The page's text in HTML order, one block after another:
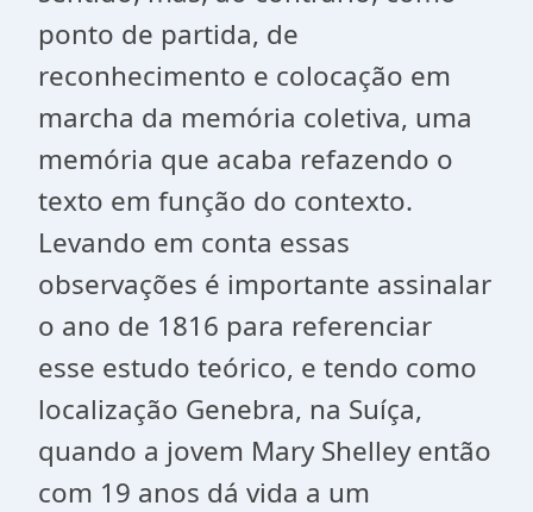
ponto de partida, de
reconhecimento e colocação em
marcha da memória coletiva, uma
memória que acaba refazendo o
texto em função do contexto.
Levando em conta essas
observações é importante assinalar
o ano de 1816 para referenciar
esse estudo teórico, e tendo como
localização Genebra, na Suíça,
quando a jovem Mary Shelley então
com 19 anos dá vida a um